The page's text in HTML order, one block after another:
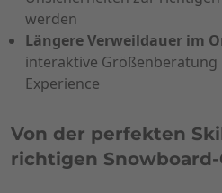
werden
Längere Verweildauer im
interaktive Größenberatung
Experience
Von der perfekten
richtigen Snowboard-